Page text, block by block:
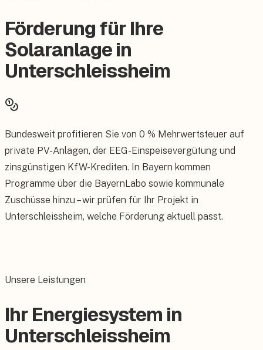
Förderung für Ihre
Solaranlage in
Unterschleissheim
Bundesweit profitieren Sie von 0 % Mehrwertsteuer auf
private PV-Anlagen, der EEG-Einspeisevergütung und
zinsgünstigen KfW-Krediten. In Bayern kommen
Programme über die BayernLabo sowie kommunale
Zuschüsse hinzu – wir prüfen für Ihr Projekt in
Unterschleissheim, welche Förderung aktuell passt.
Unsere Leistungen
Ihr Energiesystem in
Unterschleissheim